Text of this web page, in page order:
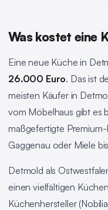
Was kostet eine
Eine neue Küche in
26.000 Euro. Das ist
meisten Käufer in
vom Möbelhaus gibt es
maßgefertigte
Gaggenau oder Miele
Detmold als
einen vielfältigen
Küchenhersteller